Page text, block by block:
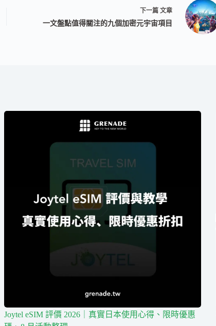
下一篇 文章
一文盤點值得關注的九個加密元宇宙項目
Joytel eSIM 評價 2026｜真實日本使用心得、限時優惠